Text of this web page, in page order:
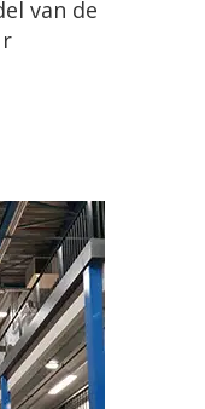
van de